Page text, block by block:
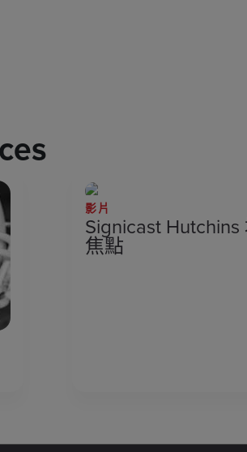
影片
Signicast Hutchins
焦點